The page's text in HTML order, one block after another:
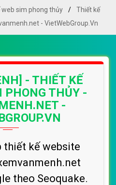
web sim phong thủy
Thiết kế
- VietWebGroup.Vn
- THIẾT KẾ
PHONG THỦY -
-
thiết kế website
theo Seoquake.